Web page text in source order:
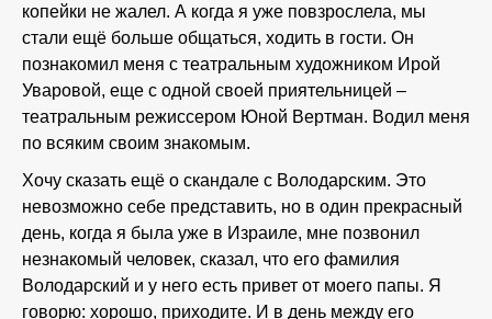
копейки не жалел. А когда я уже повзрослела, мы
стали ещё больше общаться, ходить в гости. Он
познакомил меня с театральным художником Ирой
Уваровой, еще с одной своей приятельницей –
театральным режиссером Юной Вертман. Водил меня
по всяким своим знакомым.
Хочу сказать ещё о скандале с Володарским. Это
невозможно себе представить, но в один прекрасный
день, когда я была уже в Израиле, мне позвонил
незнакомый человек, сказал, что его фамилия
Володарский и у него есть привет от моего папы. Я
говорю: хорошо, приходите. И в день между его